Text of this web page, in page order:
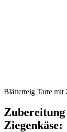
Blätterteig Tarte mit
Ziegenkäse: